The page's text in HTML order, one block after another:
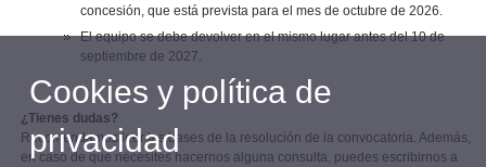
concesión, que está prevista para el mes de octubre de 2026.
El equipo se debe devolver en el mismo lugar antes del 10 de
septiembre de 2027.
¿Tienes dudas?
Recomendamos leer las bases de la resolución de la convocatoria. Además,
en caso de que necesites hacernos alguna consulta, puedes escribirnos a
Cookies y política de
privacidad